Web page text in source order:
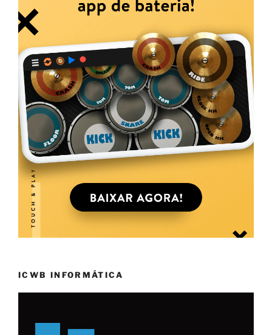
ICWB INFORMÁTICA